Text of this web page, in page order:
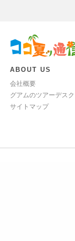
ABOUT US
会社概要
グアムのツアーデスク
サイトマップ